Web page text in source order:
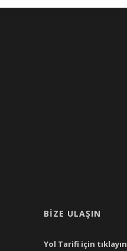
BIZE ULAŞIN
Yol Tarifi için tıklayın